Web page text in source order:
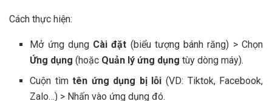
Cách thực hiện:
Mở ứng dụng Cài đặt (biểu tượng bánh răng) > Chọn
Ứng dụng (hoặc Quản lý ứng dụng tùy dòng máy).
Cuộn tìmtên ứng dụng bị lỗi (VD: Tiktok, Facebook,
Zalo…) > Nhấn vào ứng dụng đó.